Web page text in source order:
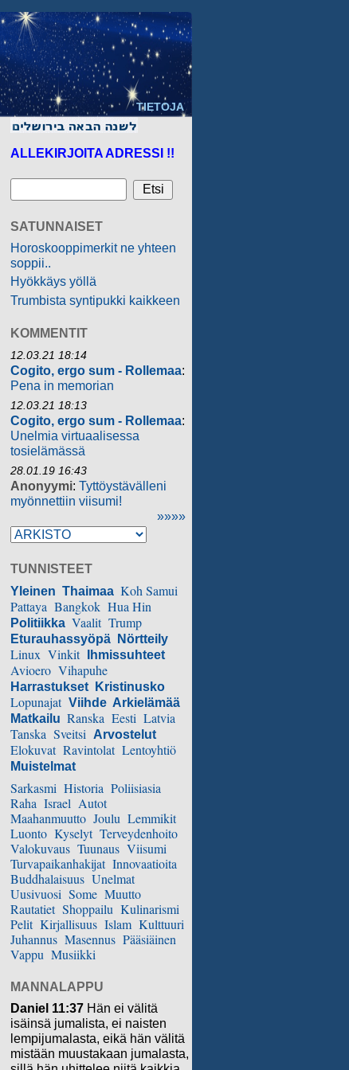
TIETOJA
ALLEKIRJOITA ADRESSI !!
SATUNNAISET
Horoskooppimerkit ne yhteen
soppii..
Hyökkäys yöllä
Trumbista syntipukki kaikkeen
KOMMENTIT
12.03.21 18:14
Cogito, ergo sum - Rollemaa:
Pena in memorian
12.03.21 18:13
Cogito, ergo sum - Rollemaa:
Unelmia virtuaalisessa
tosielämässä
28.01.19 16:43
Anonyymi: Tyttöystävälleni
myönnettiin viisumi!
»»»»
TUNNISTEET
Yleinen Thaimaa Koh Samui
Pattaya Bangkok Hua Hin
Politiikka Vaalit Trump
Eturauhassyöpä Nörtteily
Linux Vinkit Ihmissuhteet
Avioero Vihapuhe
Harrastukset Kristinusko
Lopunajat Viihde Arkielämää
Matkailu Ranska Eesti Latvia
Tanska Sveitsi Arvostelut
Elokuvat Ravintolat Lentoyhtiö
Muistelmat
Sarkasmi Historia Poliisiasia
Raha Israel Autot
Maahanmuutto Joulu Lemmikit
Luonto Kyselyt Terveydenhoito
Valokuvaus Tuunaus Viisumi
Turvapaikanhakijat Innovaatioita
Buddhalaisuus Unelmat
Uusivuosi Some Muutto
Rautatiet Shoppailu Kulinarismi
Pelit Kirjallisuus Islam Kulttuuri
Juhannus Masennus Pääsiäinen
Vappu Musiikki
MANNALAPPU
Daniel 11:37 Hän ei välitä
isäinsä jumalista, ei naisten
lempijumalasta, eikä hän välitä
mistään muustakaan jumalasta,